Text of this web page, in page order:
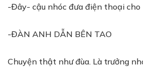
-Đây- cậu nhóc đưa điện thoại cho
-ĐÀN ANH DẪN BÊN TAO
Chuyện thật như đùa. Là trưởng